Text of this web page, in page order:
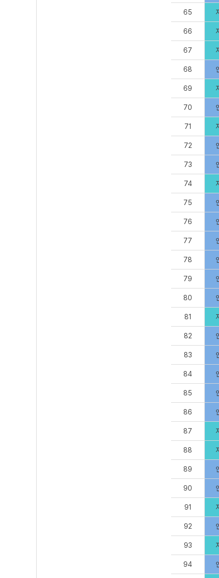
65
66
67
68
69
70
71
72
73
74
75
76
77
78
79
80
81
82
83
84
85
86
87
88
89
90
91
92
93
94